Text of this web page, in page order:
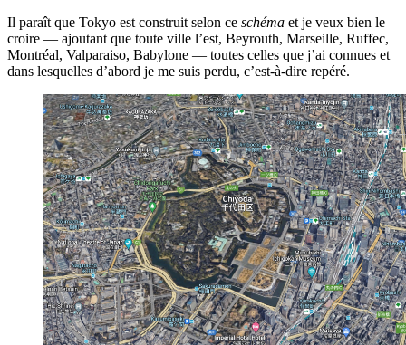
Il paraît que Tokyo est construit selon ce schéma et je veux bien le
croire — ajoutant que toute ville l’est, Beyrouth, Marseille, Ruffec,
Montréal, Valparaiso, Babylone — toutes celles que j’ai connues et
dans lesquelles d’abord je me suis perdu, c’est-à-dire repéré.